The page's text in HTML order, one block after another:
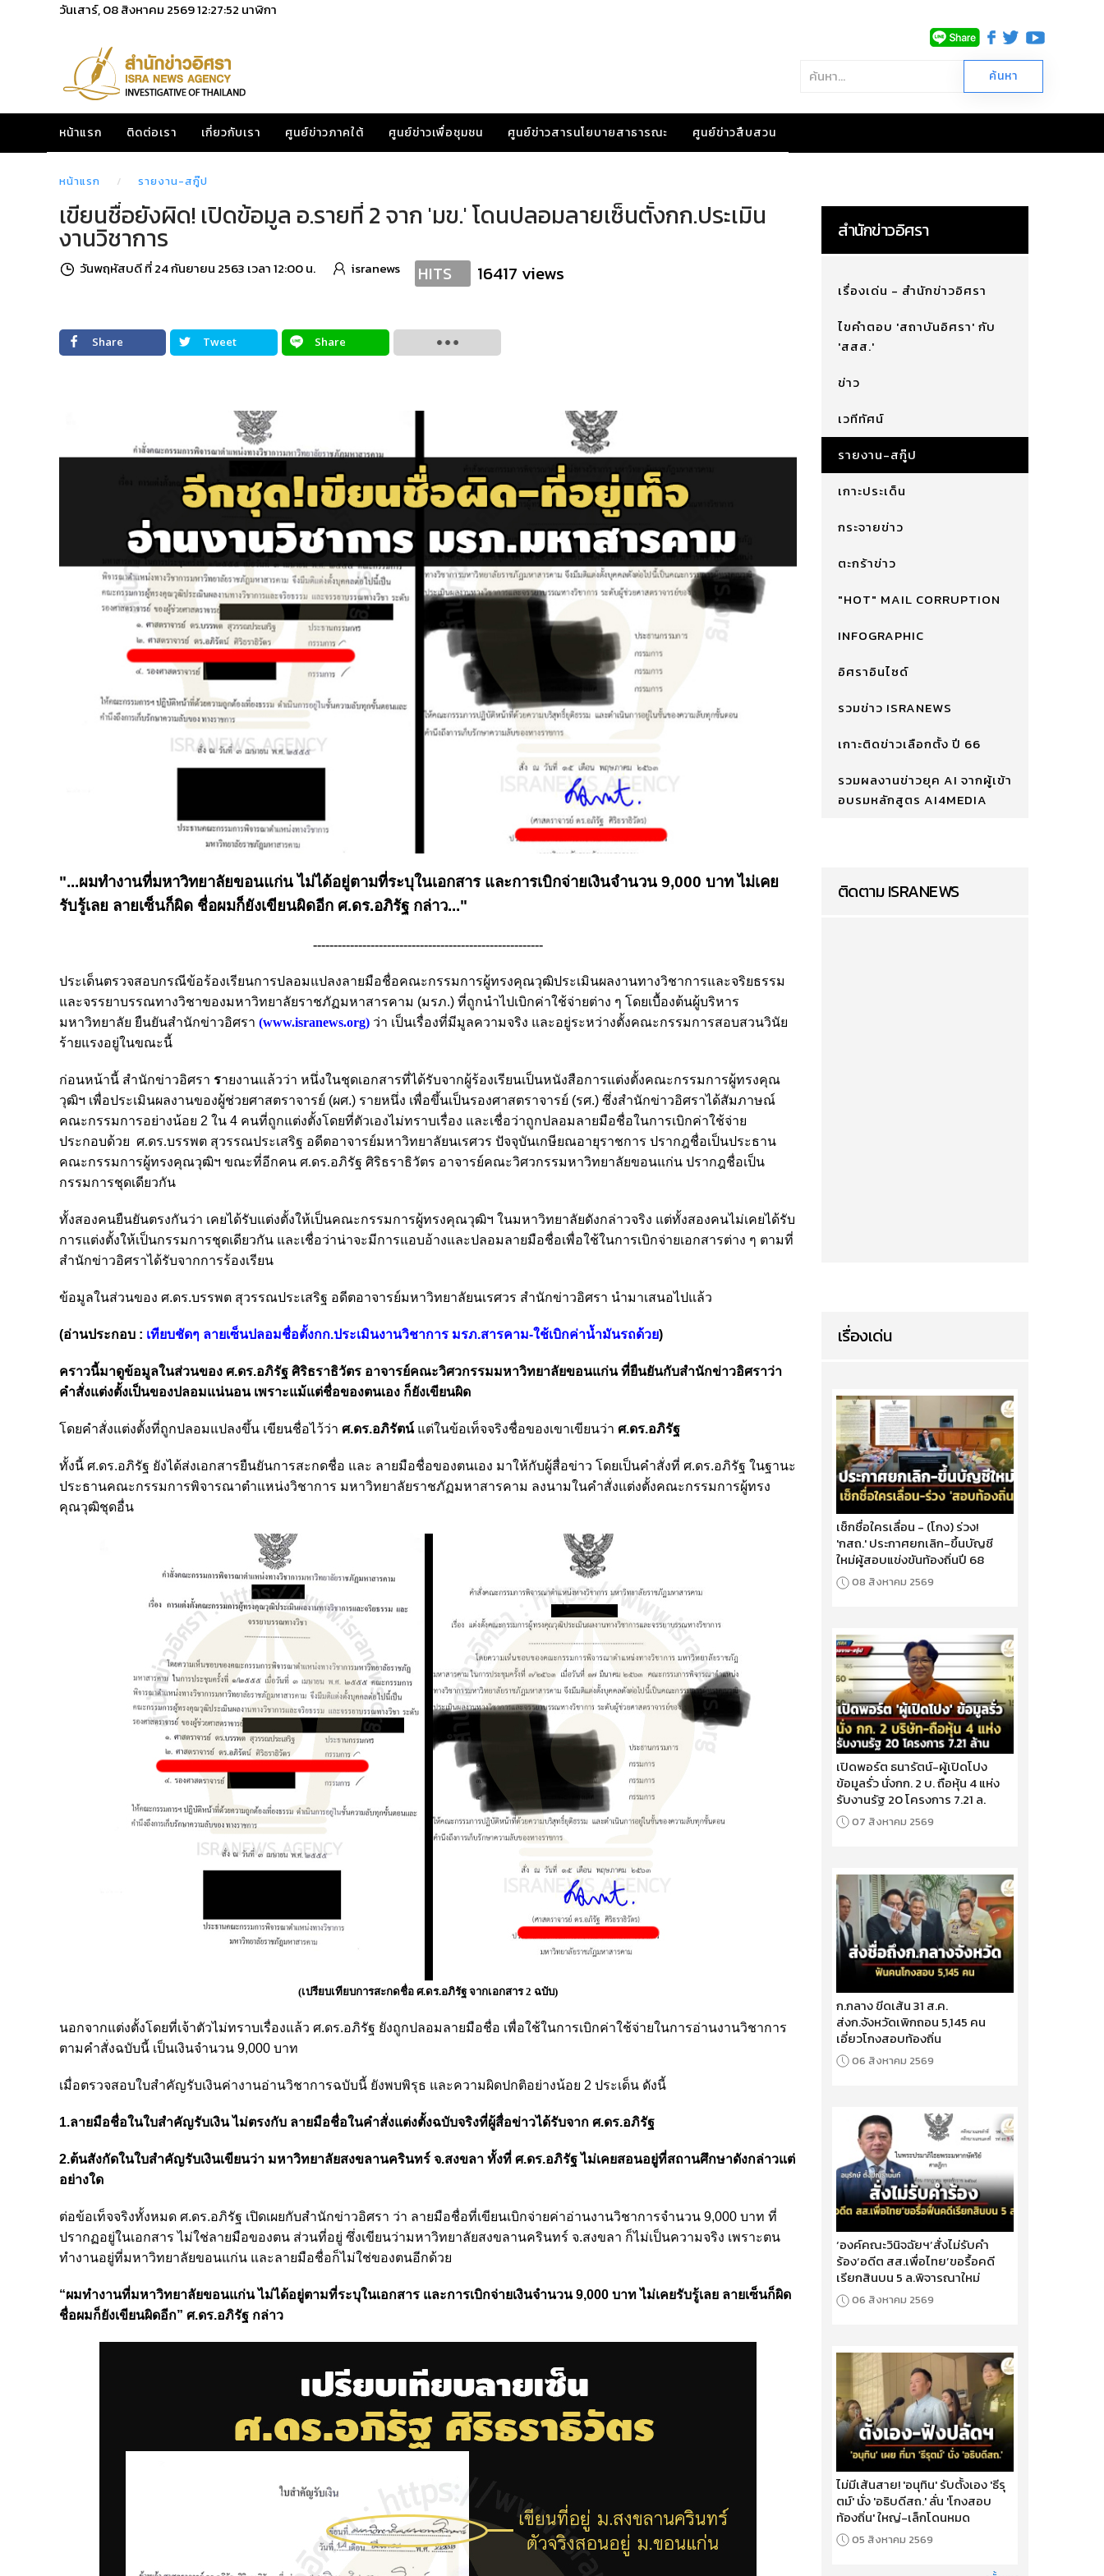
วันเสาร์, 08 สิงหาคม 256912:27:53 นาฬิกา
หน้าแรก ติดต่อเรา เกี่ยวกับเรา ศูนย์ข่าวภาคใต้ ศูนย์ข่าวเพื่อชุมชน ศูนย์ข่าวสารนโยบายสาธารณะ ศูนย์ข่าวสืบสวน
หน้าแรก รายงาน-สกู๊ป
เขียนชื่อยังผิด! เปิดข้อมูล อ.รายที่ 2 จาก 'มข.' โดนปลอมลายเซ็นตั้งกก.ประเมิน
งานวิชาการ
วันพฤหัสบดี ที่ 24 กันยายน 2563 เวลา 12:00 น. isranews HITS 16417 views
Share Tweet Share
"...ผมทำงานที่มหาวิทยาลัยขอนแก่น ไม่ได้อยู่ตามที่ระบุในเอกสาร และการเบิกจ่ายเงินจำนวน 9,000 บาท ไม่เคย
รับรู้เลย ลายเซ็นก็ผิด ชื่อผมก็ยังเขียนผิดอีก ศ.ดร.อภิรัฐ กล่าว..."
--------------------------------------------------------
ประเด็นตรวจสอบกรณีข้อร้องเรียนการปลอมแปลงลายมือชื่อคณะกรรมการผู้ทรงคุณวุฒิประเมินผลงานทางวิชาการและจริยธรรม
และจรรยาบรรณทางวิชาของมหาวิทยาลัยราชภัฏมหาสารคาม (มรภ.) ที่ถูกนำไปเบิกค่าใช้จ่ายต่าง ๆ โดยเบื้องต้นผู้บริหาร
มหาวิทยาลัย ยืนยันสำนักข่าวอิศรา (www.isranews.org) ว่า เป็นเรื่องที่มีมูลความจริง และอยู่ระหว่างตั้งคณะกรรมการสอบสวนวินัย
ร้ายแรงอยู่ในขณะนี้
ก่อนหน้านี้ สำนักข่าวอิศรา รายงานแล้วว่า หนึ่งในชุดเอกสารที่ได้รับจากผู้ร้องเรียนเป็นหนังสือการแต่งตั้งคณะกรรมการผู้ทรงคุณ
วุฒิฯ เพื่อประเมินผลงานของผู้ช่วยศาสตราจารย์ (ผศ.) รายหนึ่ง เพื่อขึ้นเป็นรองศาสตราจารย์ (รศ.) ซึ่งสำนักข่าวอิศราได้สัมภาษณ์
คณะกรรมการอย่างน้อย 2 ใน 4 คนที่ถูกแต่งตั้งโดยที่ตัวเองไม่ทราบเรื่อง และเชื่อว่าถูกปลอมลายมือชื่อในการเบิกค่าใช้จ่าย
ประกอบด้วย ศ.ดร.บรรพต สุวรรณประเสริฐ อดีตอาจารย์มหาวิทยาลัยนเรศวร ปัจจุบันเกษียณอายุราชการ ปรากฎชื่อเป็นประธาน
คณะกรรมการผู้ทรงคุณวุฒิฯ ขณะที่อีกคน ศ.ดร.อภิรัฐ ศิริธราธิวัตร อาจารย์คณะวิศวกรรมหาวิทยาลัยขอนแก่น ปรากฎชื่อเป็น
กรรมการชุดเดียวกัน
ทั้งสองคนยืนยันตรงกันว่า เคยได้รับแต่งตั้งให้เป็นคณะกรรมการผู้ทรงคุณวุฒิฯ ในมหาวิทยาลัยดังกล่าวจริง แต่ทั้งสองคนไม่เคยได้รับ
การแต่งตั้งให้เป็นกรรมการชุดเดียวกัน และเชื่อว่าน่าจะมีการแอบอ้างและปลอมลายมือชื่อเพื่อใช้ในการเบิกจ่ายเอกสารต่าง ๆ ตามที่
สำนักข่าวอิศราได้รับจากการร้องเรียน
ข้อมูลในส่วนของ ศ.ดร.บรรพต สุวรรณประเสริฐ อดีตอาจารย์มหาวิทยาลัยนเรศวร สำนักข่าวอิศรา นำมาเสนอไปแล้ว
(อ่านประกอบ : เทียบชัดๆ ลายเซ็นปลอมชื่อตั้งกก.ประเมินงานวิชาการ มรภ.สารคาม-ใช้เบิกค่าน้ำมันรถด้วย)
คราวนี้มาดูข้อมูลในส่วนของ ศ.ดร.อภิรัฐ ศิริธราธิวัตร อาจารย์คณะวิศวกรรมมหาวิทยาลัยขอนแก่น ที่ยืนยันกับสำนักข่าวอิศราว่า
คำสั่งแต่งตั้งเป็นของปลอมแน่นอน เพราะแม้แต่ชื่อของตนเอง ก็ยังเขียนผิด
โดยคำสั่งแต่งตั้งที่ถูกปลอมแปลงขึ้น เขียนชื่อไว้ว่า ศ.ดร.อภิรัตน์แต่ในข้อเท็จจริงชื่อของเขาเขียนว่า ศ.ดร.อภิรัฐ
ทั้งนี้ ศ.ดร.อภิรัฐ ยังได้ส่งเอกสารยืนยันการสะกดชื่อ และ ลายมือชื่อของตนเอง มาให้กับผู้สื่อข่าว โดยเป็นคำสั่งที่ ศ.ดร.อภิรัฐ ในฐานะ
ประธานคณะกรรมการพิจารณาตำแหน่งวิชาการ มหาวิทยาลัยราชภัฏมหาสารคาม ลงนามในคำสั่งแต่งตั้งคณะกรรมการผู้ทรง
คุณวุฒิชุดอื่น
(เปรียบเทียบการสะกดชื่อ ศ.ดร.อภิรัฐ จากเอกสาร 2 ฉบับ)
นอกจากแต่งตั้งโดยที่เจ้าตัวไม่ทราบเรื่องแล้ว ศ.ดร.อภิรัฐ ยังถูกปลอมลายมือชื่อ เพื่อใช้ในการเบิกค่าใช้จ่ายในการอ่านงานวิชาการ
ตามคำสั่งฉบับนี้ เป็นเงินจำนวน 9,000 บาท
เมื่อตรวจสอบใบสำคัญรับเงินค่างานอ่านวิชาการฉบับนี้ ยังพบพิรุธ และความผิดปกติอย่างน้อย 2 ประเด็น ดังนี้
1.ลายมือชื่อในใบสำคัญรับเงิน ไม่ตรงกับ ลายมือชื่อในคำสั่งแต่งตั้งฉบับจริงที่ผู้สื่อข่าวได้รับจาก ศ.ดร.อภิรัฐ
2.ต้นสังกัดในใบสำคัญรับเงินเขียนว่า มหาวิทยาลัยสงขลานครินทร์ จ.สงขลา ทั้งที่ ศ.ดร.อภิรัฐ ไม่เคยสอนอยู่ที่สถานศึกษาดังกล่าวแต่
อย่างใด
ต่อข้อเท็จจริงทั้งหมด ศ.ดร.อภิรัฐ เปิดเผยกับสำนักข่าวอิศรา ว่า ลายมือชื่อที่เขียนเบิกจ่ายค่าอ่านงานวิชาการจำนวน 9,000 บาท ที่
ปรากฏอยู่ในเอกสาร ไม่ใช่ลายมือของตน ส่วนที่อยู่ ซึ่งเขียนว่ามหาวิทยาลัยสงขลานครินทร์ จ.สงขลา ก็ไม่เป็นความจริง เพราะตน
ทำงานอยู่ที่มหาวิทยาลัยขอนแก่น และลายมือชื่อก็ไม่ใช่ของตนอีกด้วย
“ผมทำงานที่มหาวิทยาลัยขอนแก่น ไม่ได้อยู่ตามที่ระบุในเอกสาร และการเบิกจ่ายเงินจำนวน 9,000 บาท ไม่เคยรับรู้เลย ลายเซ็นก็ผิด
ชื่อผมก็ยังเขียนผิดอีก” ศ.ดร.อภิรัฐ กล่าว
สำนักข่าวอิศรา
เรื่องเด่น - สำนักข่าวอิศรา
ไขคำตอบ 'สถาบันอิศรา' กับ
'สสส.'
ข่าว
เวทีทัศน์
รายงาน-สกู๊ป
เกาะประเด็น
กระจายข่าว
ตะกร้าข่าว
"HOT" MAIL CORRUPTION
INFOGRAPHIC
อิศราอินไซด์
รวมข่าว ISRANEWS
เกาะติดข่าวเลือกตั้ง ปี 66
รวมผลงานข่าวยุค AI จากผู้เข้า
อบรมหลักสูตร AI4MEDIA
ติดตาม ISRANEWS
เรื่องเด่น
เช็กชื่อใครเลื่อน - (โกง) ร่วง!
'กสถ.' ประกาศยกเลิก-ขึ้นบัญชี
ใหม่ผู้สอบแข่งขันท้องถิ่นปี 68
08 สิงหาคม 2569
เปิดพอร์ต ธนารัตน์-ผู้เปิดโปง
ข้อมูลรั่ว นั่งกก. 2 บ. ถือหุ้น 4 แห่ง
รับงานรัฐ 20 โครงการ 7.21 ล.
07 สิงหาคม 2569
ก.กลาง ขีดเส้น 31 ส.ค.
ส่งก.จังหวัดเพิกถอน 5,145 คน
เอี่ยวโกงสอบท้องถิ่น
06 สิงหาคม 2569
‘องค์คณะวินิจฉัยฯ’สั่งไม่รับคำ
ร้อง‘อดีต สส.เพื่อไทย’ขอรื้อคดี
เรียกสินบน 5 ล.พิจารณาใหม่
06 สิงหาคม 2569
ไม่มีเส้นสาย! 'อนุทิน' รับตั้งเอง 'ธีรุ
ตม์' นั่ง 'อธิบดีสถ.' ลั่น 'โกงสอบ
ท้องถิ่น' ใหญ่-เล็กโดนหมด
05 สิงหาคม 2569